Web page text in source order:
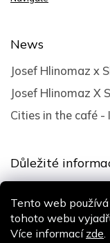
Tento web
tohoto webu
Více informací zde.
News
Josef Hlinomaz x
Josef Hlinomaz X
Cities in the café -
Důležité
Privacy policy